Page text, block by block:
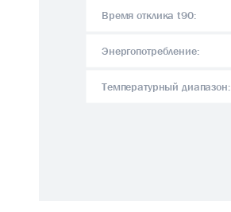
Время отклика t90:
Энергопотребление:
Температурный диапазон: